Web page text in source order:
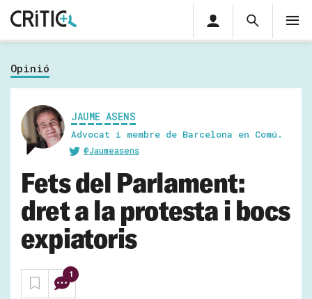
Cerca
Cerca
privada
Inicia sessió
Opinió
JAUME ASENS
Advocat i membre de Barcelona en Comú.
@Jaumeasens
Fets del Parlament:
dret a la protesta i bocs
expiatoris
1